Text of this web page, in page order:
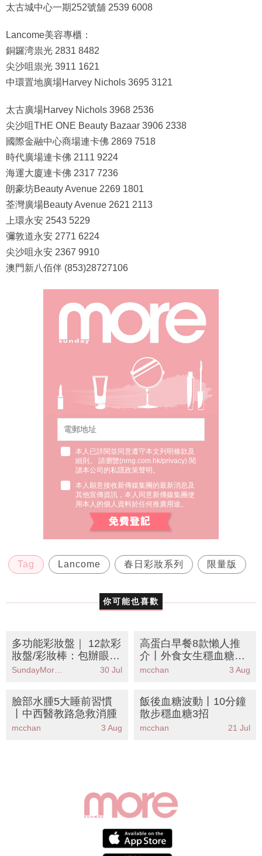
太古城中心一期252號舖 2539 6008
Lancome美容專櫃：
銅鑼湾祟光 2831 8482
尖沙咀祟光 3911 1621
中環置地廣場Harvey Nichols 3695 3121
太古廣場Harvey Nichols 3968 2536
尖沙咀THE ONE Beauty Bazaar 3906 2338
國際金融中心商場連卡佛 2869 7518
時代廣場連卡佛 2111 9224
海運大廈連卡佛 2317 7236
朗豪坊Beauty Avenue 2269 1801
荃灣廣場Beauty Avenue 2621 2113
上環永安 2543 5229
彌敦道永安 2771 6224
尖沙咀永安 2367 9910
澳門新八佰伴 (853)28727106
本人已詳閱並同意遵守本文列明條款及
細則。 請瀏覽(nmg.com.hk/privacy) 閱
讀本公司的私隱政策聲明。
本人願意接收新傳媒集團的最新消息及
其他宣傳資訊，本人同意新傳媒集團使
用本人的個人資料於任何推廣用途。
Tag Lancome 春日彩妝系列 限量版
你可能也喜歡
多功能彩妝盤｜ 12款彩
妝盤/彩妝棒：包辦眼
影/胭脂/唇彩！旅行化30 Jul
高蛋白早餐8款懶人推
介丨外食女生穩血糖抗
餓攻略
mcchan 3 Aug
臉部水腫5大睡前習慣
丨中西醫教路急救消腫
mcchan 3 Aug
飯後血糖波動丨10分鐘
散步穩血糖3招
mcchan 21 Jul